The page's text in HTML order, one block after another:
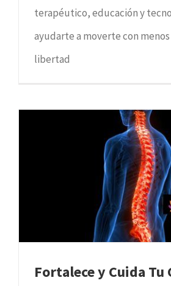
terapéutico, educación y
ayudarte a moverte con
libertad
Fortalece y Cuida Tu